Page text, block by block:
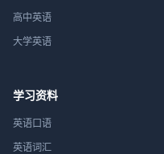
高中英语
大学英语
学习资料
英语口语
英语词汇